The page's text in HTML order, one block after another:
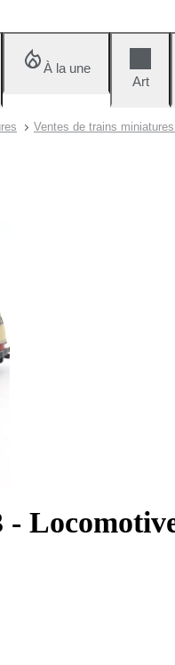
À la une
Art
Ventes de trains